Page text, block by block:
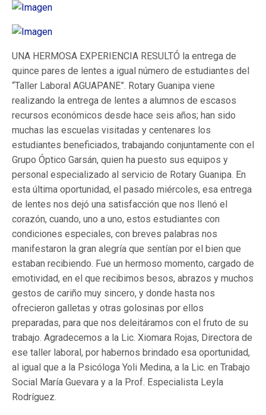
UNA HERMOSA EXPERIENCIA RESULTÓ la entrega de
quince pares de lentes a igual número de estudiantes del
“Taller Laboral AGUAPANE”. Rotary Guanipa viene
realizando la entrega de lentes a alumnos de escasos
recursos económicos desde hace seis años; han sido
muchas las escuelas visitadas y centenares los
estudiantes beneficiados, trabajando conjuntamente con el
Grupo Óptico Garsán, quien ha puesto sus equipos y
personal especializado al servicio de Rotary Guanipa. En
esta última oportunidad, el pasado miércoles, esa entrega
de lentes nos dejó una satisfacción que nos llenó el
corazón, cuando, uno a uno, estos estudiantes con
condiciones especiales, con breves palabras nos
manifestaron la gran alegría que sentían por el bien que
estaban recibiendo. Fue un hermoso momento, cargado de
emotividad, en el que recibimos besos, abrazos y muchos
gestos de cariño muy sincero, y donde hasta nos
ofrecieron galletas y otras golosinas por ellos
preparadas, para que nos deleitáramos con el fruto de su
trabajo. Agradecemos a la Lic. Xiomara Rojas, Directora de
ese taller laboral, por habernos brindado esa oportunidad,
al igual que a la Psicóloga Yoli Medina, a la Lic. en Trabajo
Social María Guevara y a la Prof. Especialista Leyla
Rodríguez.